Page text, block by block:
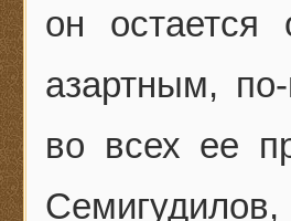
он остается
азартным,
во всех ее